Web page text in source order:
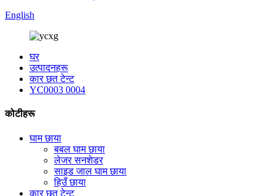
English
घर
उत्पादनहरू
कार छत टेन्ट
YC0003 0004
कोटीहरू
घाम छाया
बबल घाम छाया
लेजर सनशेडर
साइड जाल घाम छाया
हिउँ छाया
कार छत टेन्ट